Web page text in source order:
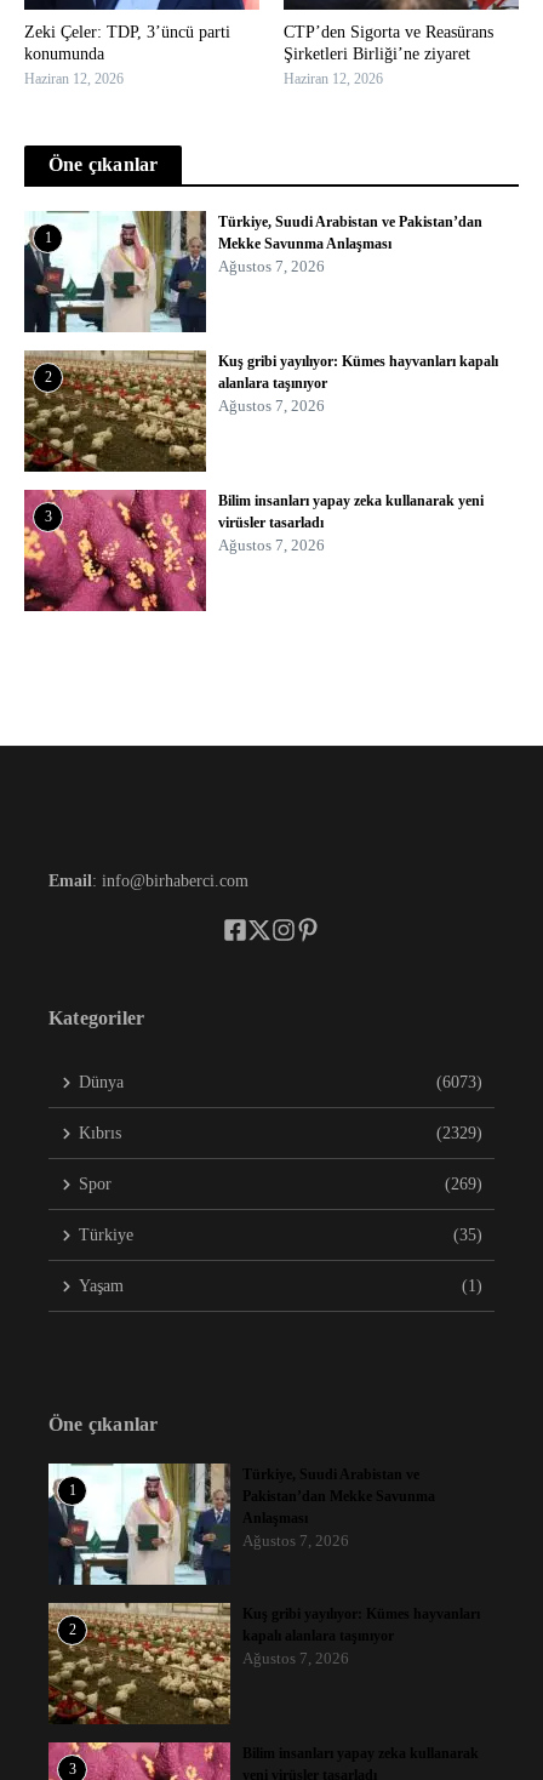
Zeki Çeler: TDP, 3’üncü parti
konumunda
Haziran 12, 2026
CTP’den Sigorta ve Reasürans
Şirketleri Birliği’ne ziyaret
Haziran 12, 2026
Öne çıkanlar
1
Türkiye, Suudi Arabistan ve Pakistan’dan
Mekke Savunma Anlaşması
Ağustos 7, 2026
2
Kuş gribi yayılıyor: Kümes hayvanları kapalı
alanlara taşınıyor
Ağustos 7, 2026
3
Bilim insanları yapay zeka kullanarak yeni
virüsler tasarladı
Ağustos 7, 2026
Email: info@birhaberci.com
Kategoriler
Dünya (6073)
Kıbrıs (2329)
Spor (269)
Türkiye (35)
Yaşam (1)
Öne çıkanlar
1
Türkiye, Suudi Arabistan ve
Pakistan’dan Mekke Savunma
Anlaşması
Ağustos 7, 2026
2
Kuş gribi yayılıyor: Kümes hayvanları
kapalı alanlara taşınıyor
Ağustos 7, 2026
3
Bilim insanları yapay zeka kullanarak
yeni virüsler tasarladı